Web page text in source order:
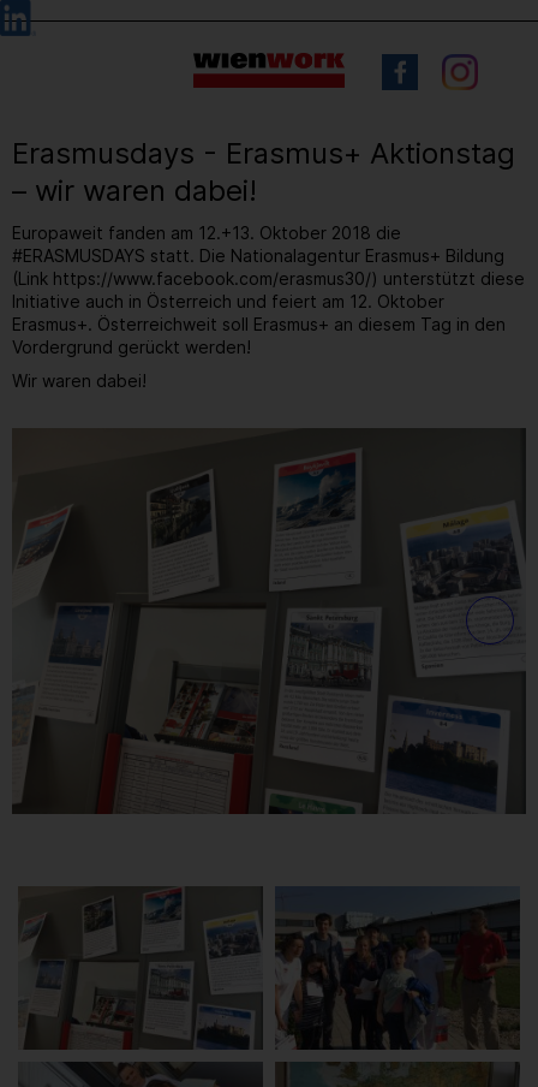
Barrierefreie
Bedienung
Sprachauswahl
Erasmusdays - Erasmus+ Aktionstag
– wir waren dabei!
Europaweit fanden am 12.+13. Oktober 2018 die
#ERASMUSDAYS statt. Die Nationalagentur Erasmus+ Bildung
(Link https://www.facebook.com/erasmus30/) unterstützt diese
Initiative auch in Österreich und feiert am 12. Oktober
Erasmus+. Österreichweit soll Erasmus+ an diesem Tag in den
Vordergrund gerückt werden!
Wir waren dabei!